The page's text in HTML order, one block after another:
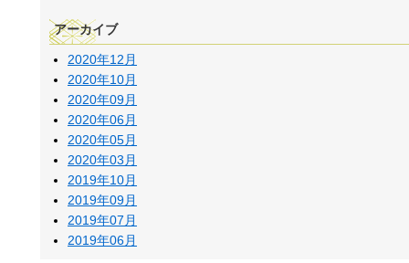
アーカイブ
2020年12月
2020年10月
2020年09月
2020年06月
2020年05月
2020年03月
2019年10月
2019年09月
2019年07月
2019年06月